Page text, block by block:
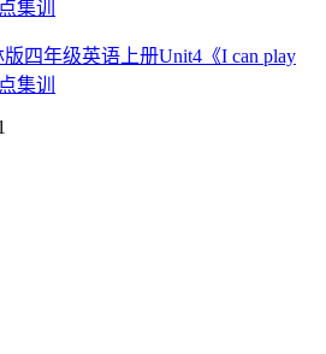
版四年级英语上册Unit4《I can play
集训